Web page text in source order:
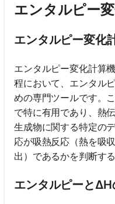
エンタルピー
エンタルピー変化
エンタルピー変化計算
程において、エンタル
めの専門ツールです。
で特に有用であり、熱
生成物に関する特定の
応が吸熱反応（熱を吸
出）であるかを判断す
エンタルピーとΔH